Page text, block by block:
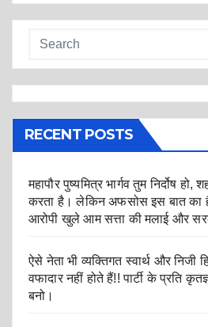
RECENT POSTS
महापौर पुष्यमित्र भार्गव तुम निर्दोष
करता है। लेकिन अफसोस इस बात का
आरोपी खुले आम सत्ता की मलाई और
ऐसे नेता भी व्यक्तिगत स्वार्थ और निजी
वफादार नहीं होते हैं!! पार्टी के प्रति
बनो।